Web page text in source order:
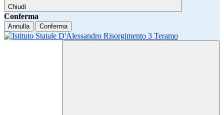
Chiudi
Conferma
Annulla Conferma